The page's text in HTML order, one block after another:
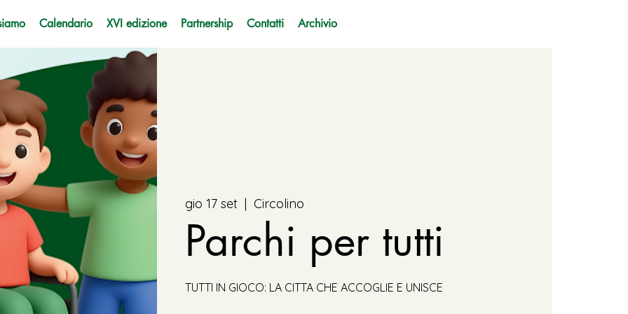
Calendario XVI edizione Partnership Contatti Archivio
gio 17 set
  |
Circolino
Parchi per tutti
TUTTI IN GIOCO: LA CITTA CHE ACCOGLIE E UNISCE